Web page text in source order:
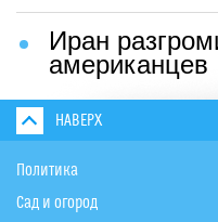
Иран
американцев
НАВЕРХ
Политика
Сад и огород